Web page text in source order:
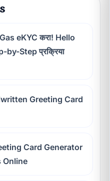
eKYC करा! Hello
by-Step प्रक्रिया
Greeting Card
Card Generator
Online